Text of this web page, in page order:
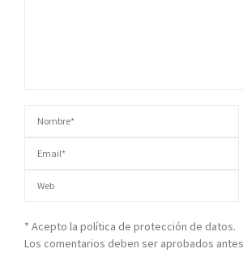
* Acepto la política de protección de datos.
Los comentarios deben ser aprobados